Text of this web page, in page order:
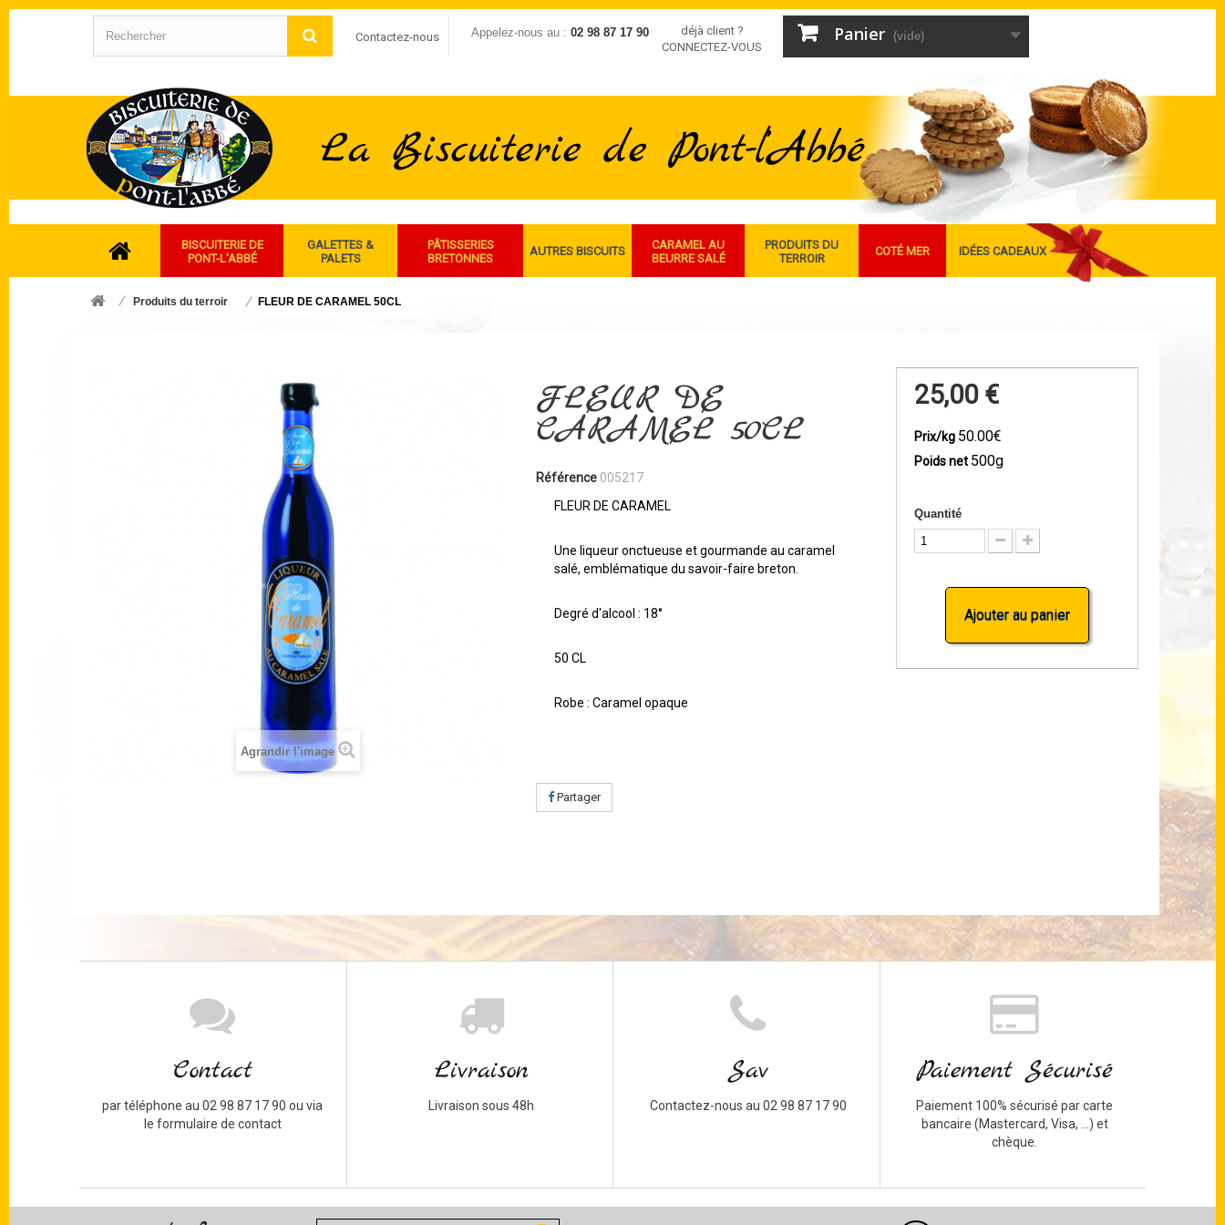
Contactez-nous Appelez-nous au : 02 98 87 17 90
déjà client ?
CONNECTEZ-VOUS
Panier (vide)
BISCUITERIE DE
PONT-L'ABBÉ
GALETTES &
PALETS
PÂTISSERIES
BRETONNES
AUTRES BISCUITS
CARAMEL AU
BEURRE SALÉ
PRODUITS DU
TERROIR
COTÉ MER IDÉES CADEAUX
Produits du terroir FLEUR DE CARAMEL 50CL
Agrandir l'image
FLEUR DE
CARAMEL 50CL
Référence 005217
FLEUR DE CARAMEL
Une liqueur onctueuse et gourmande au caramel
salé, emblématique du savoir-faire breton.
Degré d'alcool : 18°
50 CL
Robe : Caramel opaque
Partager
25,00 €
Prix/kg 50.00€
Poids net 500g
Quantité
Ajouter au panier
Contact
par téléphone au 02 98 87 17 90 ou via
le formulaire de contact
Livraison
Livraison sous 48h
Sav
Contactez-nous au 02 98 87 17 90
Paiement Sécurisé
Paiement 100% sécurisé par carte
bancaire (Mastercard, Visa, ...) et
chèque.